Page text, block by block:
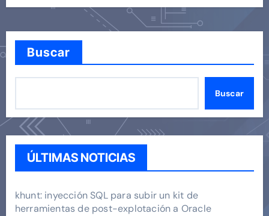
Buscar
Buscar
ÚLTIMAS NOTICIAS
khunt: inyección SQL para subir un kit de
herramientas de post-explotación a Oracle